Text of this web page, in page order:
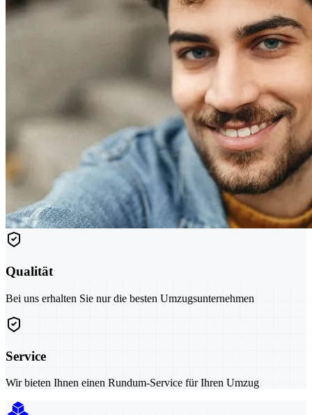
Qualität
Bei uns erhalten Sie nur die besten Umzugsunternehmen
Service
Wir bieten Ihnen einen Rundum-Service für Ihren Umzug